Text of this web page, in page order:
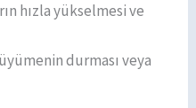
hızla yükselmesi ve
durması veya